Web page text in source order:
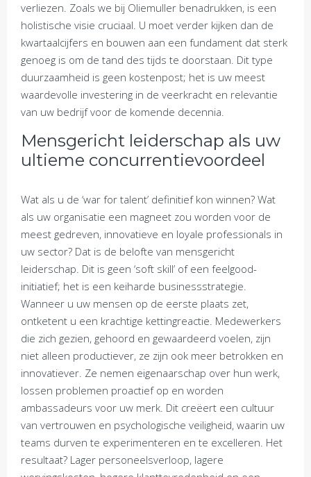
verliezen. Zoals we bij Oliemuller benadrukken, is een
holistische visie cruciaal. U moet verder kijken dan de
kwartaalcijfers en bouwen aan een fundament dat sterk
genoeg is om de tand des tijds te doorstaan. Dit type
duurzaamheid is geen kostenpost; het is uw meest
waardevolle investering in de veerkracht en relevantie
van uw bedrijf voor de komende decennia.
Mensgericht leiderschap als uw
ultieme concurrentievoordeel
Wat als u de ‘war for talent’ definitief kon winnen? Wat
als uw organisatie een magneet zou worden voor de
meest gedreven, innovatieve en loyale professionals in
uw sector? Dat is de belofte van mensgericht
leiderschap. Dit is geen ‘soft skill’ of een feelgood-
initiatief; het is een keiharde businessstrategie.
Wanneer u uw mensen op de eerste plaats zet,
ontketent u een krachtige kettingreactie. Medewerkers
die zich gezien, gehoord en gewaardeerd voelen, zijn
niet alleen productiever, ze zijn ook meer betrokken en
innovatiever. Ze nemen eigenaarschap over hun werk,
lossen problemen proactief op en worden
ambassadeurs voor uw merk. Dit creëert een cultuur
van vertrouwen en psychologische veiligheid, waarin uw
teams durven te experimenteren en te excelleren. Het
resultaat? Lager personeelsverloop, lagere